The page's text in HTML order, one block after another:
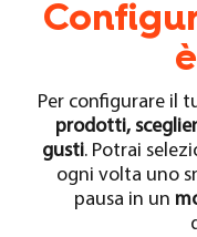
Per configurare il
prodotti,
gusti. Potrai
ogni volta uno
pausa in un